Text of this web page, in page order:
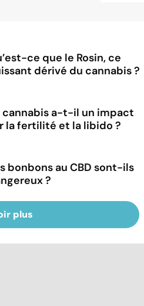
ce que le Rosin, ce
dérivé du cannabis ?
cannabis a-t-il un impact
la fertilité et la libido ?
bonbons au CBD sont-ils
?
plus